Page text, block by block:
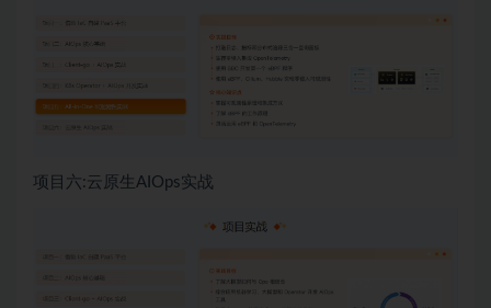
项目六:云原生AIOps实战